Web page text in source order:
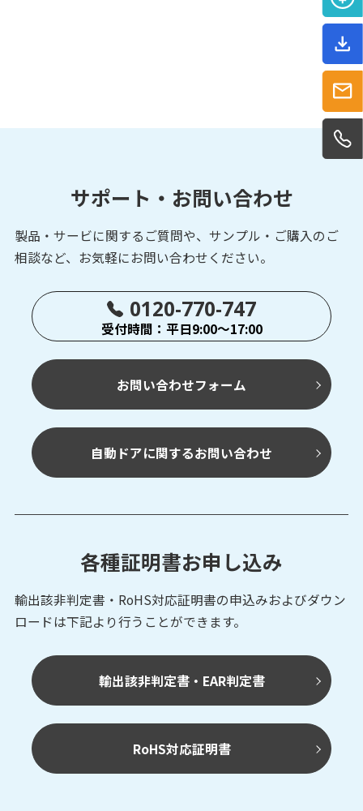
サポート・お問い合わせ
製品・サービに関するご質問や、サンプル・ご購入の ご
相談など、お気軽にお問い合わせください。
0120-770-747
受付時間：平日9:00～17:00
お問い合わせフォーム
自動ドアに関するお問い合わせ
各種証明書お申し込み
輸出該非判定書・RoHS対応証明書の申込みおよびダウン
ロードは下記より行うことができます。
輸出該非判定書・EAR判定書
RoHS対応証明書